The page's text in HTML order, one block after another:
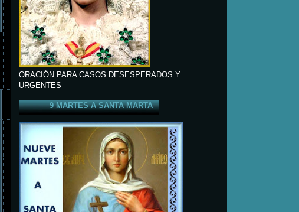
ORACIÓN PARA CASOS DESESPERADOS Y
URGENTES
9 MARTES A SANTA MARTA